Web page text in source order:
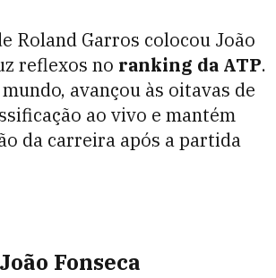
Roland Garros colocou João
reflexos no ranking da ATP.
avançou às oitavas de
ao vivo e mantém
da carreira após a partida
Fonseca